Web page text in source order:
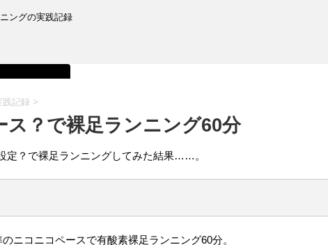
ングの実践記録
践記録 >
ス？で裸足ランニング60分
定？で裸足ランニングしてみた結果……。
ニコニコペースで有酸素裸足ランニング60分。